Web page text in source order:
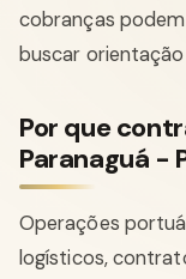
cobranças
buscar orientação
Por que
Paranaguá -
Operações
logísticos,